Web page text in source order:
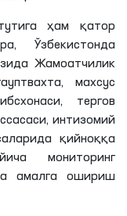
ҳам қатор
Ўзбекистонда
Жамоатчилик
махсус
тергов
интизомий
қийноққа
мониторинг
амалга ошириш